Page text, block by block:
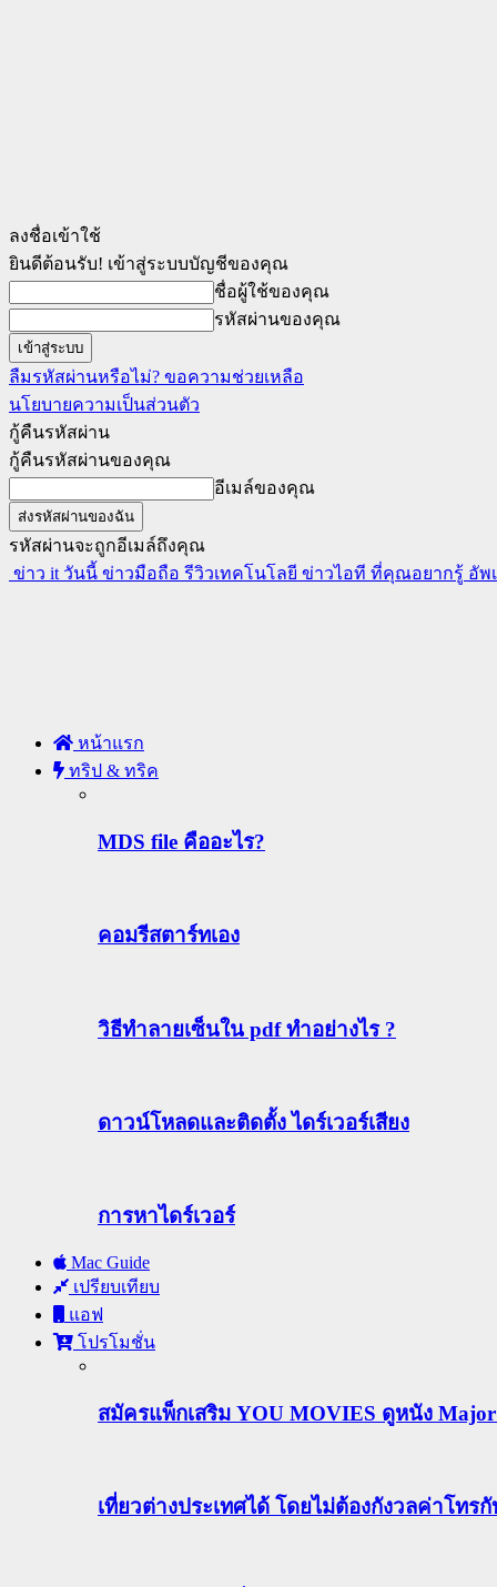
ลงชื่อเข้าใช้
ยินดีต้อนรับ! เข้าสู่ระบบบัญชีของคุณ
ชื่อผู้ใช้ของคุณ
รหัสผ่านของคุณ
ลืมรหัสผ่านหรือไม่? ขอความช่วยเหลือ
นโยบายความเป็นส่วนตัว
กู้คืนรหัสผ่าน
กู้คืนรหัสผ่านของคุณ
อีเมล์ของคุณ
รหัสผ่านจะถูกอีเมล์ถึงคุณ
ข่าว it วันนี้ ข่าวมือถือ รีวิวเทคโนโลยี ข่าวไอที ที่คุณอยากรู้ อัพ
หน้าแรก
ทริป & ทริค
MDS file คืออะไร?
คอมรีสตาร์ทเอง
วิธีทําลายเซ็นใน pdf ทำอย่างไร ?
ดาวน์โหลดและติดตั้ง ไดร์เวอร์เสียง
การหาไดร์เวอร์
Mac Guide
เปรียบเทียบ
แอฟ
โปรโมชั่น
สมัครแพ็กเสริม YOU MOVIES ดูหนัง
เที่ยวต่างประเทศได้ โดยไม่ต้องกังวลค่าโทร